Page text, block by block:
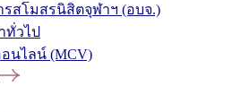
รสโมสรนิสิตจุฬาฯ (อบจ.)
ทั่วไป
นไลน์ (MCV)